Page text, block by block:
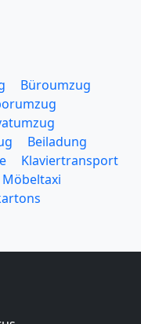
Büroumzug
Beiladung
Klaviertransport
Möbeltaxi